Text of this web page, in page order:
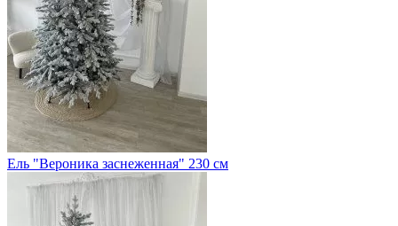
Ель "Вероника заснеженная" 230 см